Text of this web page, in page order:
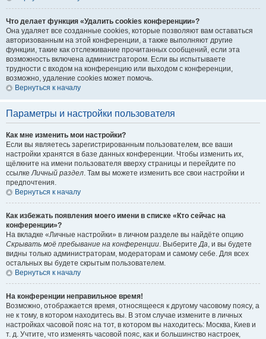
Что делает функция «Удалить cookies конференции»?
Она удаляет все созданные cookies, которые позволяют вам оставаться
авторизованным на этой конференции, а также выполняют другие
функции, такие как отслеживание прочитанных сообщений, если эта
возможность включена администратором. Если вы испытываете
трудности с входом на конференцию или выходом с конференции,
возможно, удаление cookies может помочь.
Вернуться к началу
Параметры и настройки пользователя
Как мне изменить мои настройки?
Если вы являетесь зарегистрированным пользователем, все ваши
настройки хранятся в базе данных конференции. Чтобы изменить их,
щёлкните на имени пользователя вверху страницы и перейдите по
ссылкеЛичный раздел. Там вы можете изменить все свои настройки и
предпочтения.
Вернуться к началу
Как избежать появления моего имени в списке «Кто сейчас на
конференции»?
На вкладке «Личные настройки» в личном разделе вы найдёте опцию
Скрывать моё пребывание на конференции. ВыберитеДа, и вы будете
видны только администраторам, модераторам и самому себе. Для всех
остальных вы будете скрытым пользователем.
Вернуться к началу
На конференции неправильное время!
Возможно, отображается время, относящееся к другому часовому поясу, а
не к тому, в котором находитесь вы. В этом случае измените в личных
настройках часовой пояс на тот, в котором вы находитесь: Москва, Киев и
т. д. Учтите, что изменять часовой пояс, как и большинство настроек,